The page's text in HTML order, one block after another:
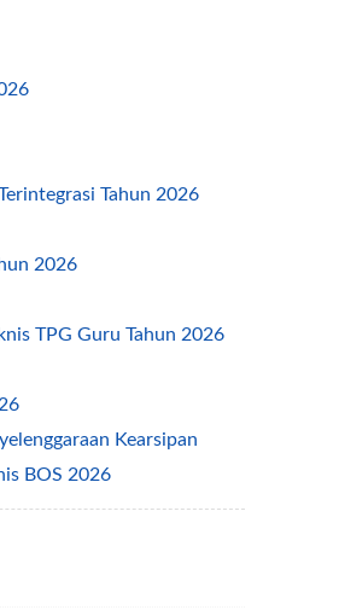
Tahun 2026
2026
TPG Guru Tahun 2026
Kearsipan
BOS 2026